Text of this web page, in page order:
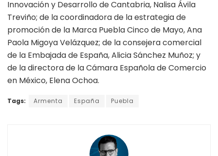
Innovación y Desarrollo de Cantabria, Nalisa Ávila
Treviño; de la coordinadora de la estrategia de
promoción de la Marca Puebla Cinco de Mayo, Ana
Paola Migoya Velázquez; de la consejera comercial
de la Embajada de España, Alicia Sánchez Muñoz; y
de la directora de la Cámara Española de Comercio
en México, Elena Ochoa.
Tags: Armenta España Puebla